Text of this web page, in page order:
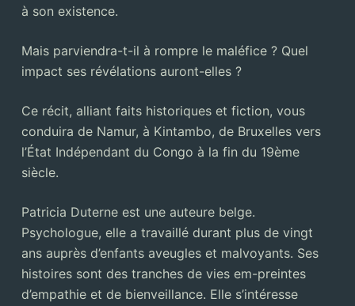
à son existence.
Mais parviendra-t-il à rompre le maléfice ? Quel
impact ses révélations auront-elles ?
Ce récit, alliant faits historiques et fiction, vous
conduira de Namur, à Kintambo, de Bruxelles vers
l’État Indépendant du Congo à la fin du 19ème
siècle.
Patricia Duterne est une auteure belge.
Psychologue, elle a travaillé durant plus de vingt
ans auprès d’enfants aveugles et malvoyants. Ses
histoires sont des tranches de vies em-preintes
d’empathie et de bienveillance. Elle s’intéresse